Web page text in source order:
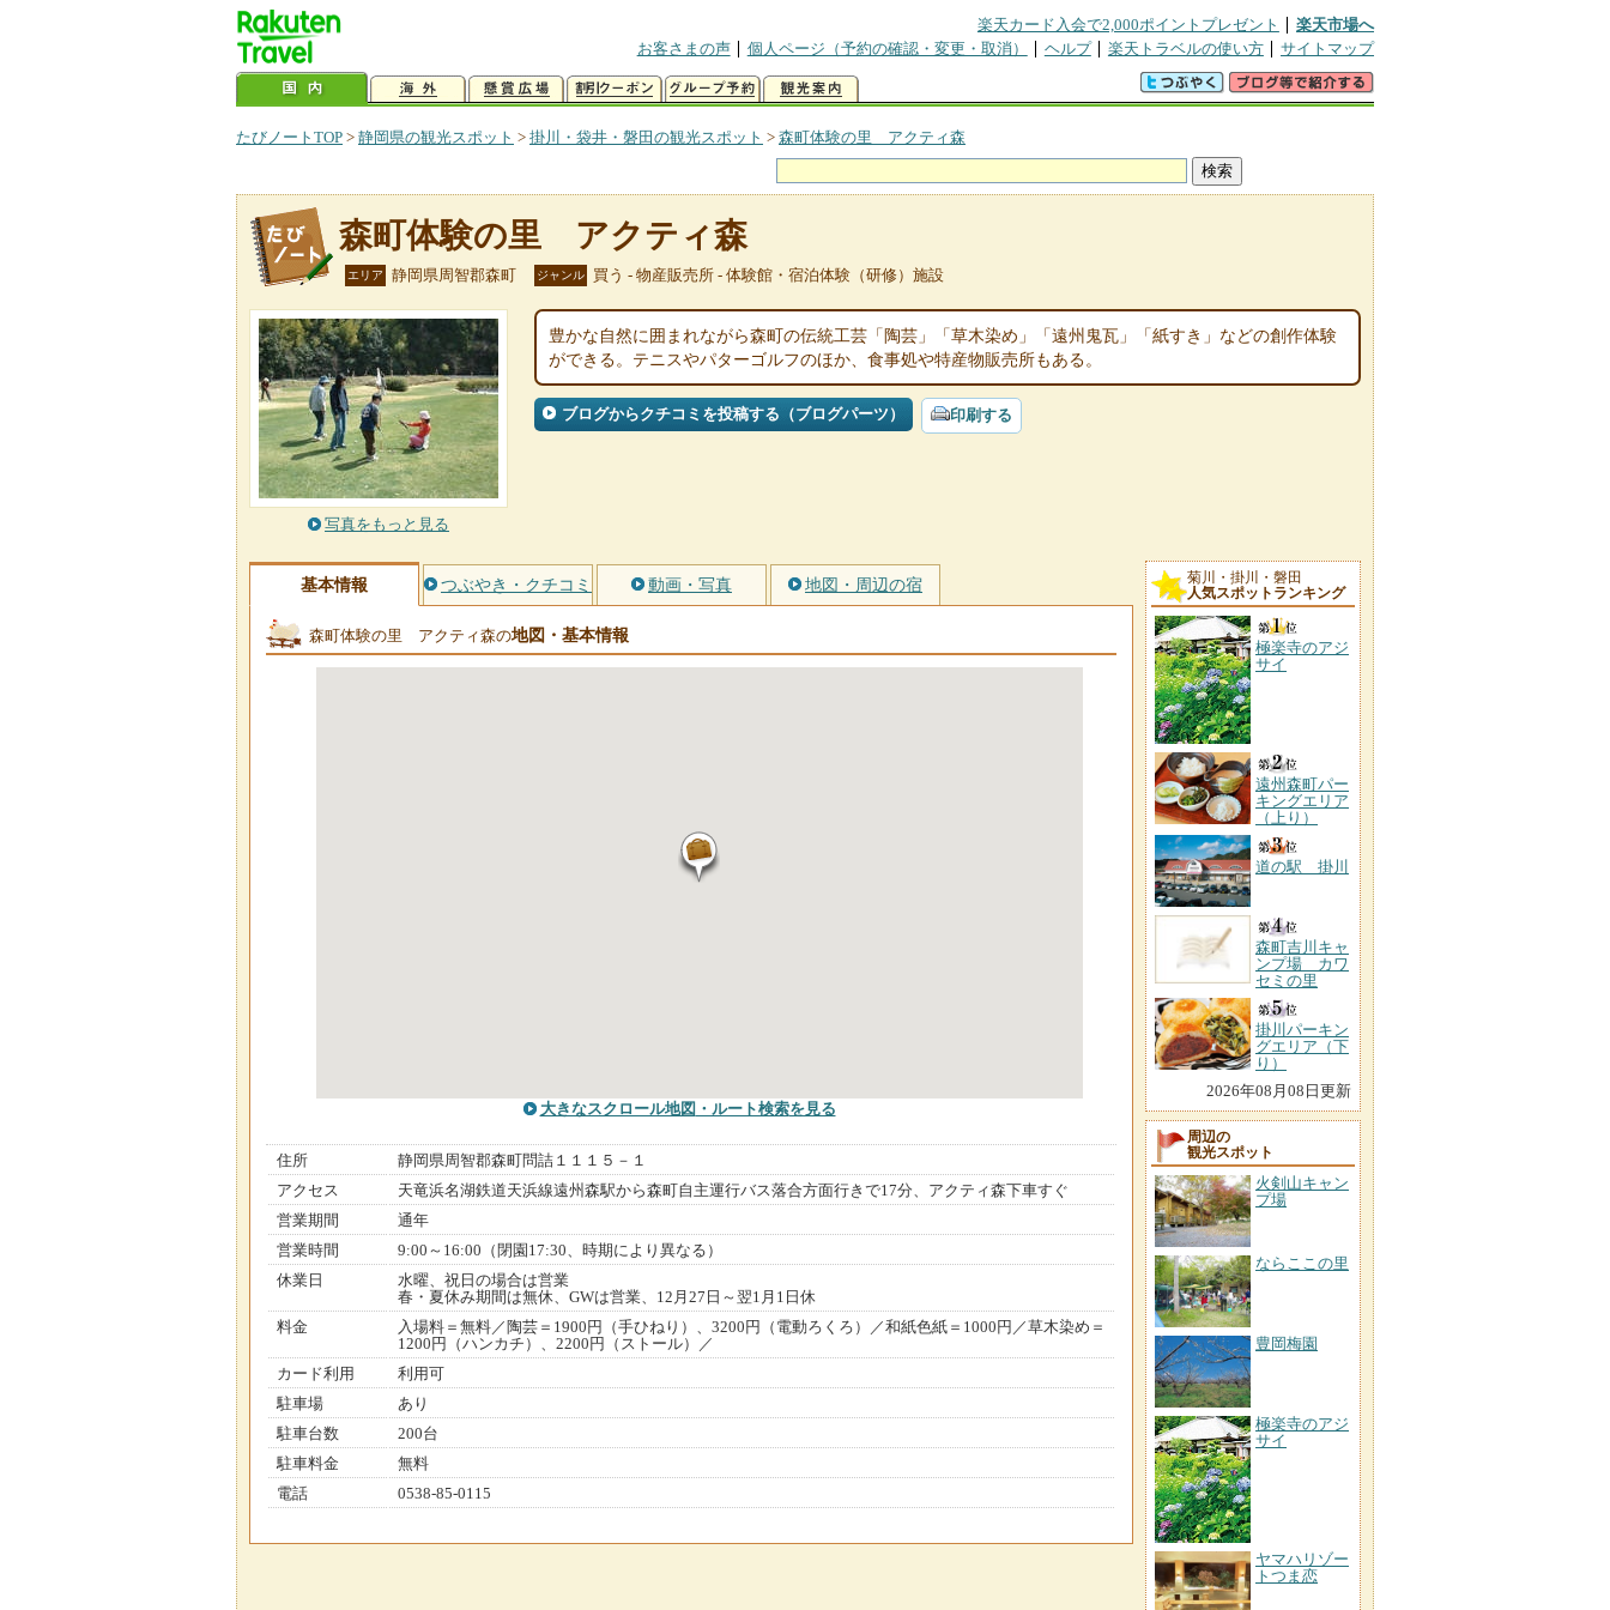
楽天カード入会で2,000ポイントプレゼント
楽天市場へ
お客さまの声
個人ページ（予約の確認・変更・取消） ヘルプ 楽天トラベルの使い方 サイトマップ
たびノートTOP > 静岡県の観光スポット > 掛川・袋井・磐田の観光スポット > 森町体験の里 アクティ森
森町体験の里 アクティ森
エリア 静岡県周智郡森町 ジャンル 買う - 物産販売所 - 体験館・宿泊体験（研修）施設
写真をもっと見る
豊かな自然に囲まれながら森町の伝統工芸「陶芸」「草木染め」「遠州鬼瓦」「紙すき」などの創作体験
ができる。テニスやパターゴルフのほか、食事処や特産物販売所もある。
ブログからクチコミを投稿する（ブログパーツ） 印刷する
基本情報 つぶやき・クチコミ 動画・写真 地図・周辺の宿
森町体験の里 アクティ森の地図・基本情報
大きなスクロール地図 ・ルート検索を見る
住所
静岡県周智郡森町問詰１１１５－１
アクセス
天竜浜名湖鉄道天浜線遠州森駅から森町自主運行バス落合方面行きで17分、アクティ森下車すぐ
営業期間
通年
営業時間
9:00～16:00（閉園17:30、時期により異なる）
休業日
水曜、祝日の場合は営業
春・夏休み期間は無休、GWは営業、12月27日～翌1月1日休
料金
入場料＝無料／陶芸＝1900円（手ひねり）、3200円（電動ろくろ）／和紙色紙＝1000円／草木染め＝
1200円（ハンカチ）、2200円（ストール）／
カード利用
利用可
駐車場
あり
駐車台数
200台
駐車料金
無料
電話
0538-85-0115
菊川・掛川・磐田
人気スポットランキング
極楽寺のアジ
サイ
遠州森町パー
キングエリア
（上り）
道の駅 掛川
森町吉川キャ
ンプ場 カワ
セミの里
掛川パーキン
グエリア（下
り）
2026年08月08日更新
周辺の
観光スポット
火剣山キャン
プ場
ならここの里
豊岡梅園
極楽寺のアジ
サイ
ヤマハリゾー
トつま恋